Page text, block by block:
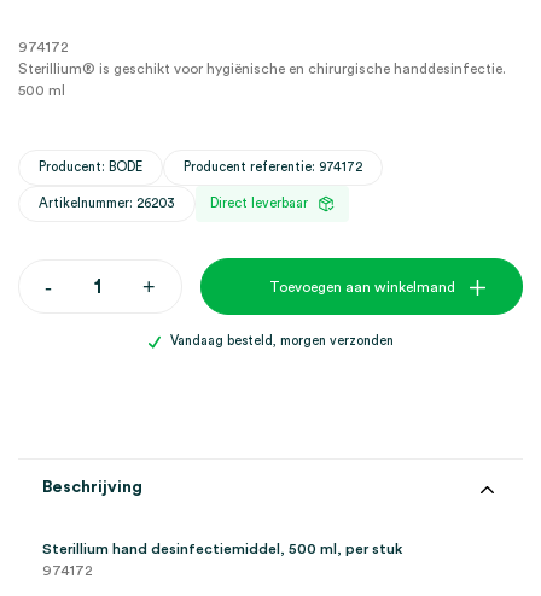
974172
Sterillium® is geschikt voor hygiënische en chirurgische handdesinfectie.
500 ml
Producent: BODE Producent referentie: 974172
Artikelnummer: 26203 Direct leverbaar
-Sterillium
+ Toevoegen aan winkelmand
Vandaag besteld, morgen verzonden
Beschrijving
Sterillium hand desinfectiemiddel, 500 ml, per stuk
974172